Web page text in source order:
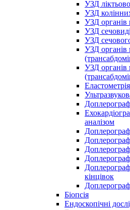
УЗД
УЗД
УЗД органів
УЗД
УЗД
УЗД органів
УЗД органів
аналізом
кінцівок
Біопсія
Ендоскопічні